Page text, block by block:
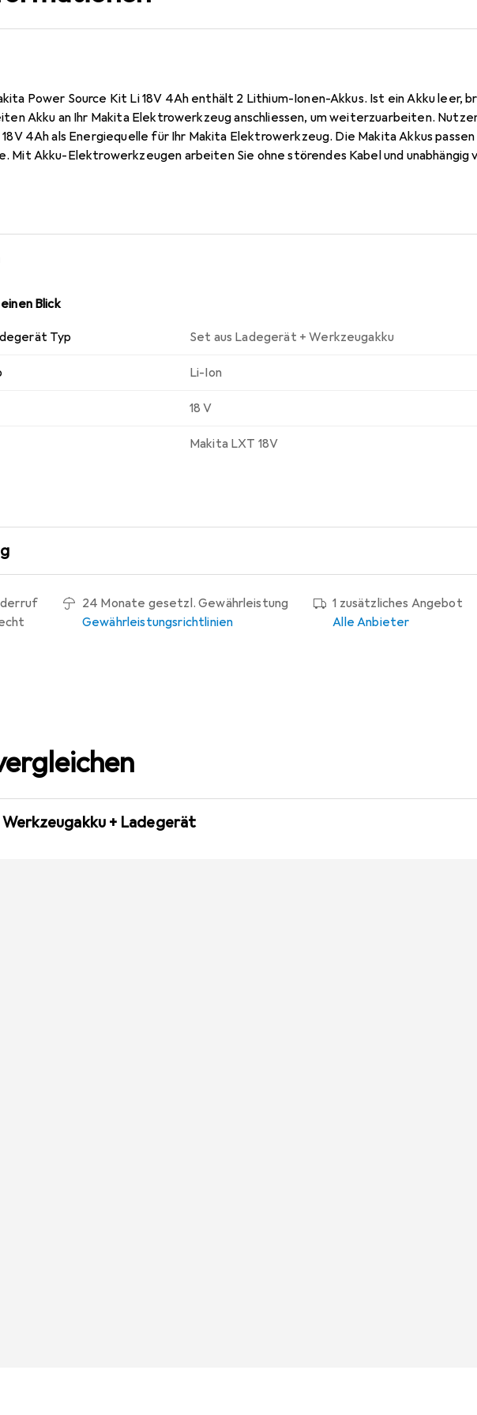
Power Source Kit Li 18V 4Ah enthält 2 Lithium-Ionen-Akkus. Ist ein Akku leer,
Akku an Ihr Makita Elektrowerkzeug anschliessen, um weiterzuarbeiten.
4Ah als Energiequelle für Ihr Makita Elektrowerkzeug. Die Makita Akkus
Mit Akku-Elektrowerkzeugen arbeiten Sie ohne störendes Kabel und unabhängig
Benzingeruch erspart.
Blick
Typ Set aus Ladegerät + Werkzeugakku
Li-Ion
18 V
Makita LXT 18V
24 Monate gesetzl. Gewährleistung
Gewährleistungsrichtlinien
1 zusätzliches Angebot
Alle Anbieter
+ Ladegerät